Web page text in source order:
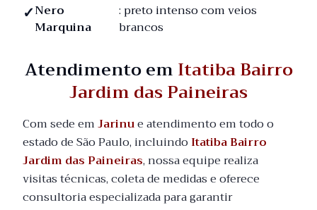
Nero
Marquina
: preto intenso com veios
brancos
Atendimento emItatiba Bairro
Jardim das Paineiras
Com sede emJarinue atendimento em todo o
estado de São Paulo, incluindo Itatiba Bairro
Jardim das Paineiras, nossa equipe realiza
visitas técnicas, coleta de medidas e oferece
consultoria especializada para garantir